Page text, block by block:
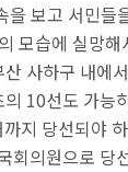
보고 서민들
모습에 실망
사하구 내에
10선도 가능
지 당선되야
회의원으로 당